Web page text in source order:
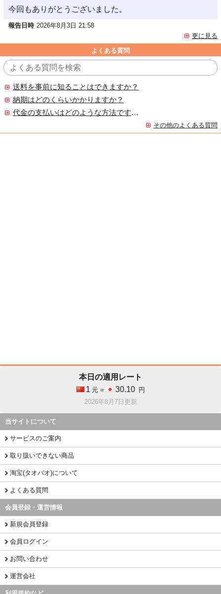
今回もありがとうございました。
報告日時 2026年8月3日 21:58
更に見る
よくある質問
送料を事前に知ることはできますか？
納期はどのくらいかかりますか？
代金の支払いはどのような方法ですか？
その他のよくある質問
本日の適用レート
1 元 = 30.10
円
2026年8月7日更新
当サイトについて
サービスのご案内
取り扱いできない商品
淘宝(タオバオ)について
よくある質問
会員登録・運営情報
新規会員登録
会員ログイン
お問い合わせ
運営会社